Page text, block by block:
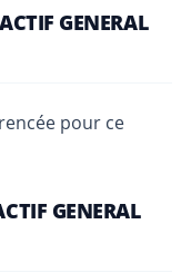
GENERAL
pour ce
GENERAL